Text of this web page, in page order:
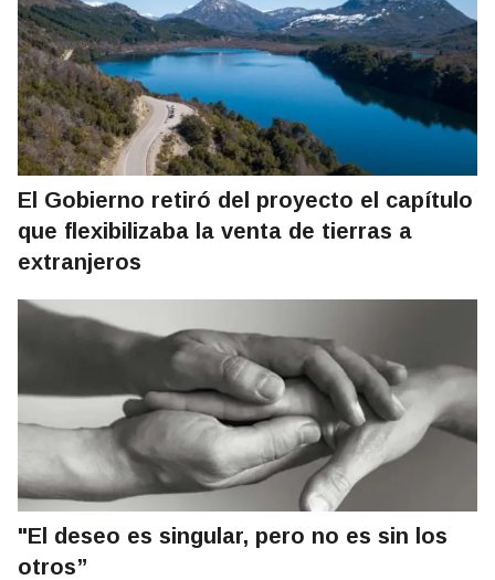
El Gobierno retiró del proyecto el capítulo
que flexibilizaba la venta de tierras a
extranjeros
"El deseo es singular, pero no es sin los
otros”